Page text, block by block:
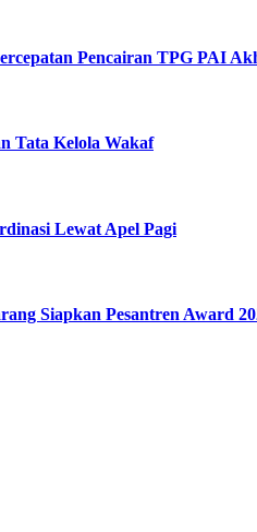
Pencairan TPG PAI
Tata Kelola Wakaf
Lewat Apel Pagi
Siapkan Pesantren Award